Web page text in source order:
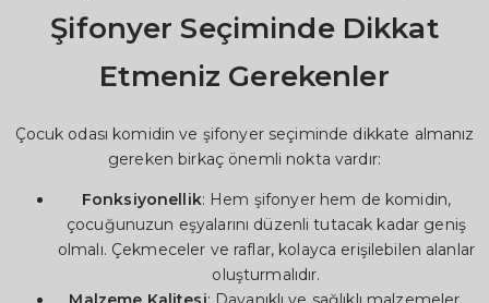
Şifonyer Seçiminde Dikkat
Etmeniz Gerekenler
Çocuk odası komidin ve şifonyer seçiminde dikkate almanız
gereken birkaç önemli nokta vardır:
Fonksiyonellik: Hem şifonyer hem de komidin,
çocuğunuzun eşyalarını düzenli tutacak kadar geniş
olmalı. Çekmeceler ve raflar, kolayca erişilebilen alanlar
oluşturmalıdır.